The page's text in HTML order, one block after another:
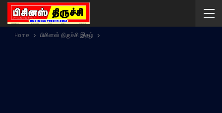
Home பிசினஸ் திருச்சி இதழ்